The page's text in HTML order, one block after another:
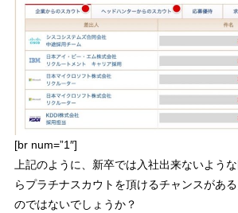
[br num=”1″]
上記のように、 新卒では入社出来ないよう
らプラチナスカウトを頂けるチャンスがあ
のではないでしょうか？